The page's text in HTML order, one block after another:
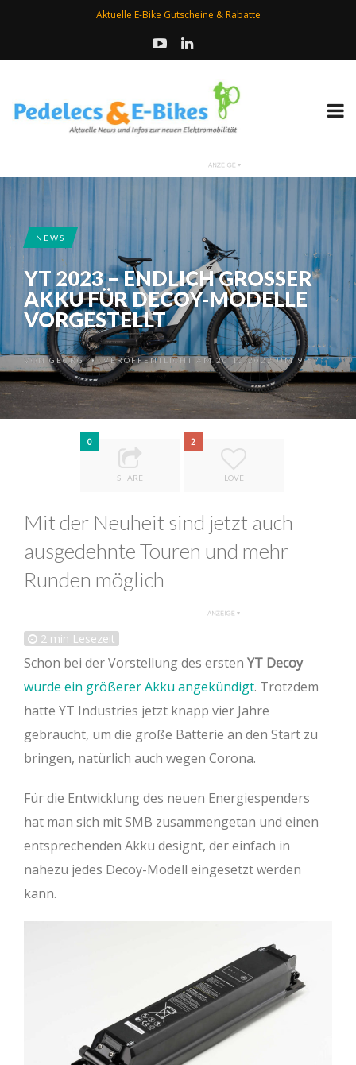
Aktuelle E-Bike Gutscheine & Rabatte
NEWS
YT 2023 – ENDLICH GROSSER A
KKU FÜR DECOY-MODELLE V
ORGESTELLT
VONGEORG • VERÖFFENTLICHT AM 20.12.2022 UM 9:57
0
SHARE
2
LOVE
Mit der Neuheit sind jetzt auch
ausgedehnte Touren und mehr
Runden möglich
2 min Lesezeit
Schon bei der Vorstellung des ersten YT Decoy
wurde ein größerer Akku angekündigt. Trotzdem
hatte YT Industries jetzt knapp vier Jahre
gebraucht, um die große Batterie an den Start zu
bringen, natürlich auch wegen Corona.
Für die Entwicklung des neuen Energiespenders
hat man sich mit SMB zusammengetan und einen
entsprechenden Akku designt, der einfach in
nahezu jedes Decoy-Modell eingesetzt werden
kann.